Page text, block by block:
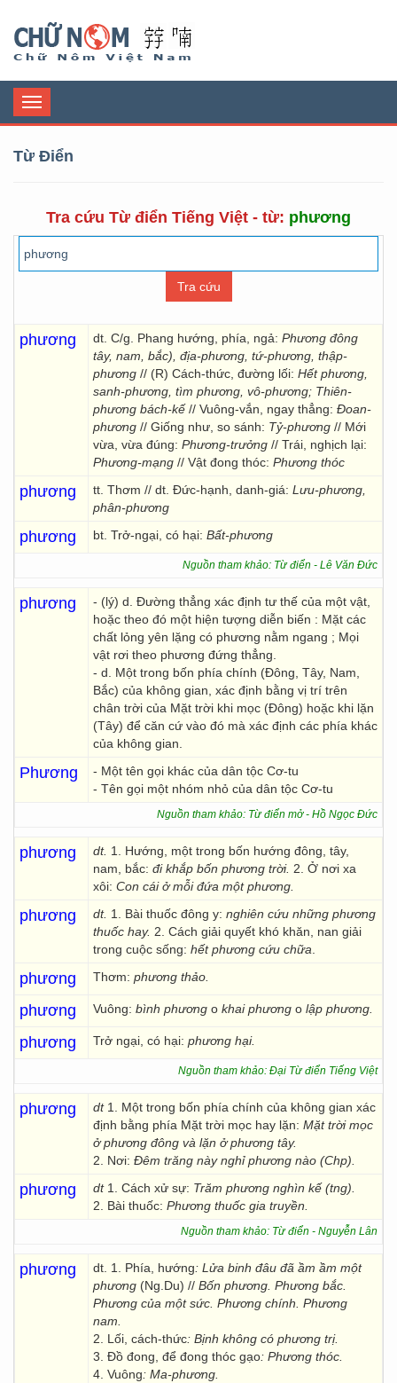
Toggle
navigation
Từ Điển
Tra cứu Từ điển Tiếng Việt - từ: phương
phương dt. C/g. Phang hướng, phía, ngả: Phương đông
tây, nam, bắc), địa-phương, tứ-phương, thập-
phương // (R) Cách-thức, đường lối: Hết phương,
sanh-phương, tìm phương, vô-phương; Thiên-
phương bách-kế// Vuông-vắn, ngay thẳng: Đoan-
phương // Giống như, so sánh: Tỷ-phương // Mới
vừa, vừa đúng: Phương-trưởng // Trái, nghịch lại:
Phương-mạng // Vật đong thóc: Phương thóc
phương tt. Thơm // dt. Đức-hạnh, danh-giá: Lưu-phương,
phân-phương
phương bt. Trở-ngại, có hại: Bất-phương
Nguồn tham khảo: Từ điển - Lê Văn Đức
phương
- (lý) d. Đường thẳng xác định tư thế của một vật,
hoặc theo đó một hiện tượng diễn biến : Mặt các
chất lỏng yên lặng có phương nằm ngang ; Mọi
vật rơi theo phương đứng thẳng.
- d. Một trong bốn phía chính (Đông, Tây, Nam,
Bắc) của không gian, xác định bằng vị trí trên
chân trời của Mặt trời khi mọc (Đông) hoặc khi lặn
(Tây) để căn cứ vào đó mà xác định các phía khác
của không gian.
Phương
- Một tên gọi khác của dân tộc Cơ-tu
- Tên gọi một nhóm nhỏ của dân tộc Cơ-tu
Nguồn tham khảo: Từ điển mở - Hồ Ngọc Đức
phương dt. 1. Hướng, một trong bốn hướng đông, tây,
nam, bắc: đi khắp bốn phương trời. 2. Ở nơi xa
xôi: Con cái ở mỗi đứa một phương.
phương dt. 1. Bài thuốc đông y: nghiên cứu những phương
thuốc hay. 2. Cách giải quyết khó khăn, nan giải
trong cuộc sống: hết phương cứu chữa
phương Thơm: phương thảo.
phương Vuông: bình phương o khai phương o lập phương.
phương Trở ngại, có hại: phương hại.
Nguồn tham khảo: Đại Từ điển Tiếng Việt
phương dt 1. Một trong bốn phía chính của không gian xác
định bằng phía Mặt trời mọc hay lặn: Mặt trời mọc
ở phương đông và lặn ở phương tây.
2. Nơi: Đêm trăng này nghỉ phương nào (Chp).
phương dt 1. Cách xử sự: Trăm phương nghìn kế (tng).
2. Bài thuốc: Phương thuốc gia truyền.
Nguồn tham khảo: Từ điển - Nguyễn Lân
phương dt. 1. Phía, hướng: Lửa binh đâu đã ầm ầm một
phương (Ng.Du) // Bốn phương. Phương bắc.
Phương của một sức. Phương chính. Phương
nam.
2. Lối, cách-thức: Bịnh không có phương trị.
3. Đồ đong, để đong thóc gạo: Phương thóc.
4. Vuông: Ma-phương.